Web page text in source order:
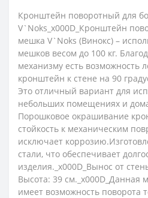
Кронштейн поворотный для
V`Noks_x000D_Кронштейн
мешка V`Noks (Винокс) –
мешков весом до 100 кг.
механизму есть возможность
кронштейн к стене на 90
Это отличный вариант для
небольших помещениях и
Порошковое окрашивание
стойкость к механическим
исключает
стали, что обеспечивает
изделия._x000D_Вынос от
Высота: 39 см._x000D_Данная
имеет возможность поворота